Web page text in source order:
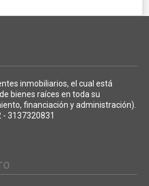
inmobiliarios, el cual está
bienes raíces en toda su
financiación y administración).
3137320831